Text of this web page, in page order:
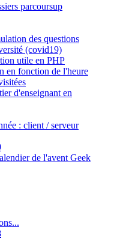
parcoursup
des questions
(covid19)
utile en PHP
en fonction de l'heure
d'enseignant en
: client / serveur
de l'avent Geek